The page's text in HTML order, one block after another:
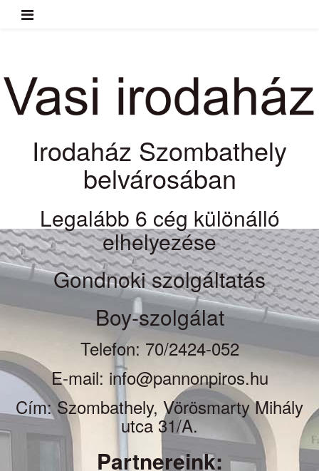
Irodaház Szombathely
belvárosában
Legalább 6 cég különálló
elhelyezése
Gondnoki szolgáltatás
Boy-szolgálat
Telefon: 70/2424-052
E-mail: info@pannonpiros.hu
Cím: Szombathely, Vörösmarty Mihály
utca 31/A.
Partnereink: